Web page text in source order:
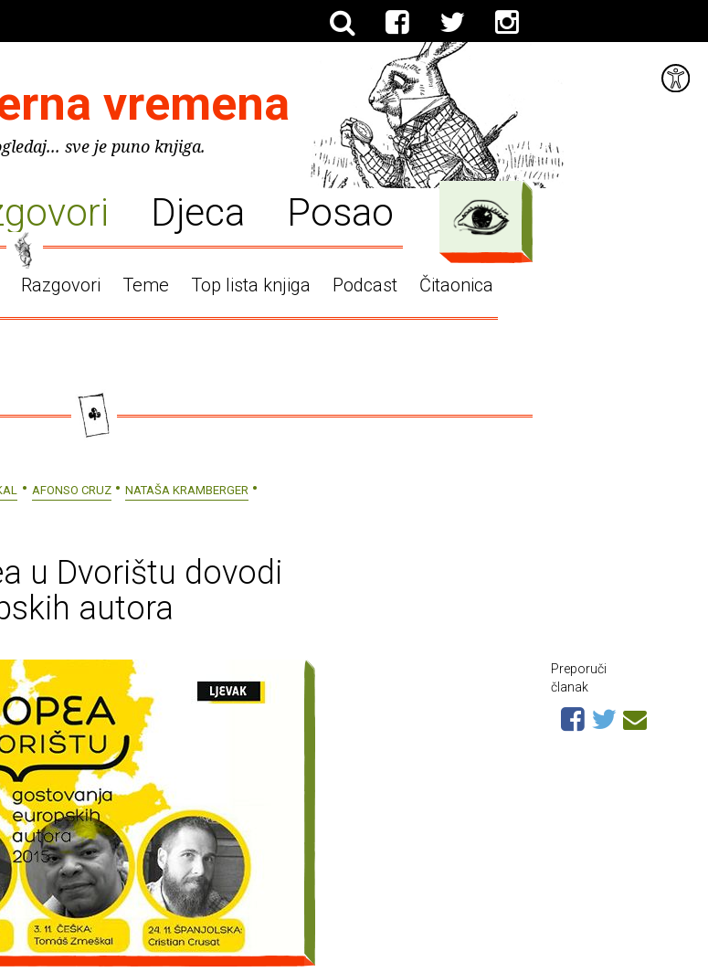
vremena
sve je puno knjiga.
Djeca Posao
Razgovori Teme Top lista knjiga Podcast Čitaonica
AFONSO CRUZ
NATAŠA KRAMBERGER
u Dvorištu dovodi
autora
Preporuči
članak